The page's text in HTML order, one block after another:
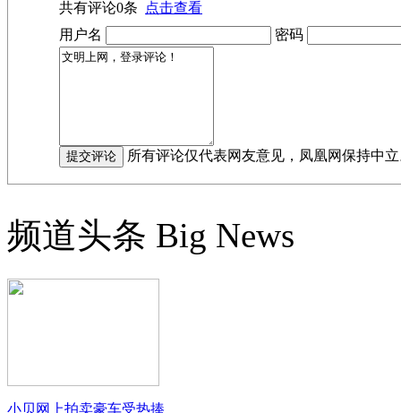
共有评论0条
点击查看
用户名
密码
所有评论仅代表网友意见，凤凰网保持中
频道头条 Big News
小贝网上拍卖豪车受热捧